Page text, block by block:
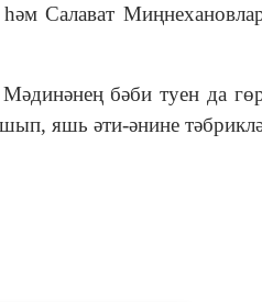
Салават
бәби туен да
яшь әти-әнине